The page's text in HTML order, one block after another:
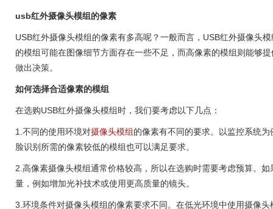
usb红外摄像头模组的像素
USB红外摄像头模组的像素有多高呢？一般而言，USB红外摄像头
的模组可能在图像细节方面存在一些不足，而高像素的模组则能够
做出决策。
如何选择合适像素的模组
在选购USB红外摄像头模组时，我们要考虑以下几点：
1.不同的使用环境对摄像头模组的像素有不同的要求。以监控系统
脸识别所需的像素较低的模组也可以满足要求。
2.高像素摄像头模组通常价格较高，所以在选购时需要考虑预算。
量，例如增加光补技术或使用更高质量的镜头。
3.环境条件对摄像头模组的像素要求不同。在低光环境中使用摄像